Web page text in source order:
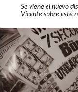
Se viene el nuevo
Vicente sobre este